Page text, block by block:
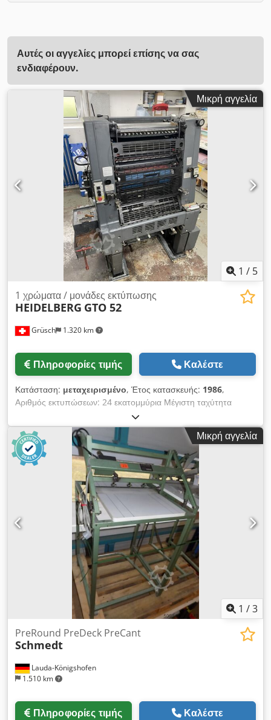
Αυτές οι αγγελίες μπορεί επίσης να σας
ενδιαφέρουν.
Μικρή αγγελία
1 / 5
Grüsch 1.320 km
1 χρώματα / μονάδες εκτύπωσης
HEIDELBERG GTO 52
Πληροφορίες τιμής Καλέστε
Κατάσταση: μεταχειρισμένο, Έτος κατασκευής: 1986,
Αριθμός εκτυπώσεων: 24 εκατομμύρια Μέγιστη ταχύτητα
εκτύπωσης: 8.000 φύλλα ανά ώρα Dcodpfswplrqjx Abtsk
Μέγιστο μέγεθος φύλλου: 36 x 52 εκ. Σύστημα απόσβεσης
γραμμών κορυφής
Μικρή αγγελία
1 /3
Lauda-Königshofen
1.510 km
PreRound PreDeck PreCant
Schmedt
Πληροφορίες τιμής Καλέστε